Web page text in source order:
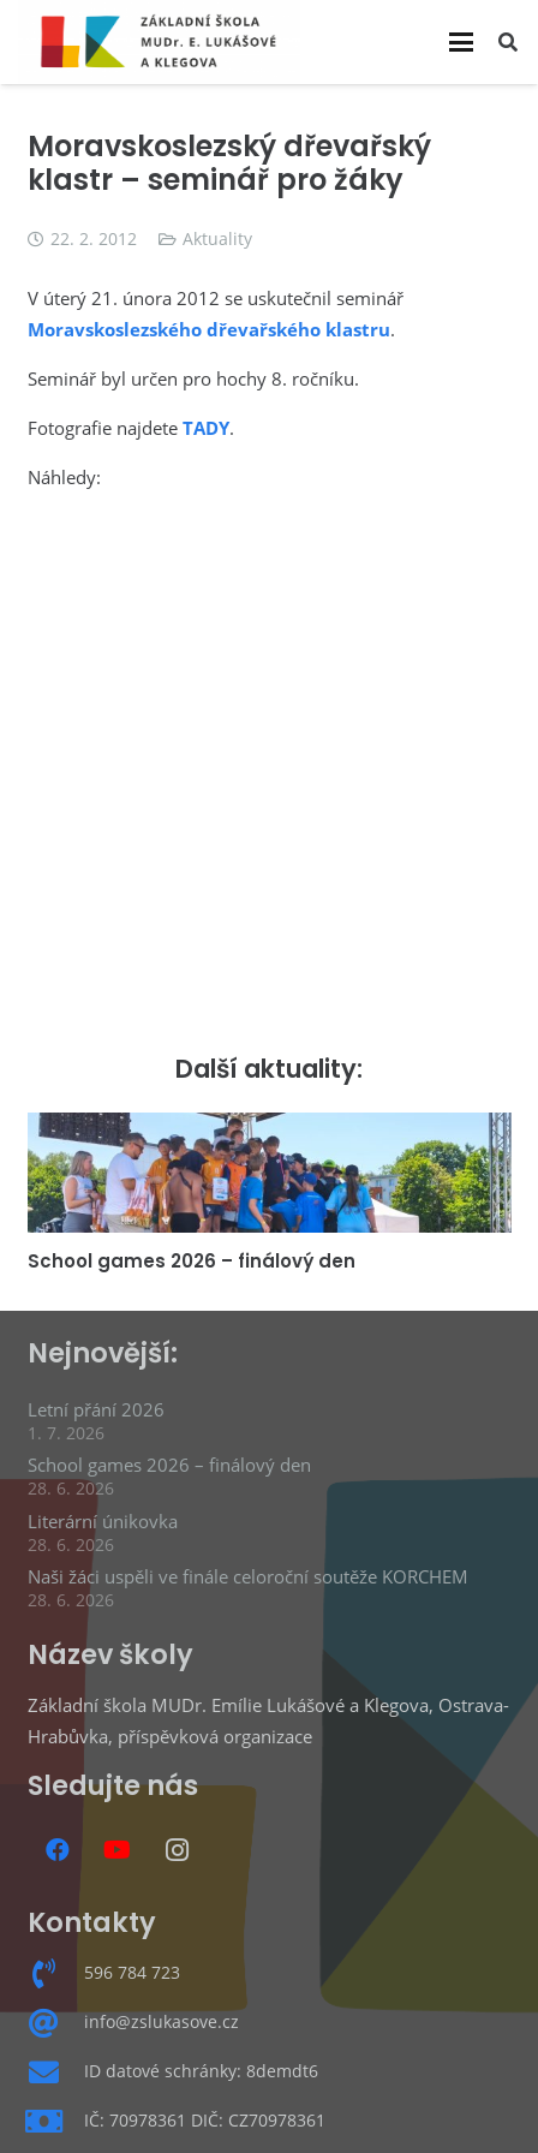
Moravskoslezský dřevařský
klastr – seminář pro žáky
22. 2. 2012 Aktuality
V úterý 21. února 2012 se uskutečnil seminář
Moravskoslezského dřevařského klastru.
Seminář byl určen pro hochy 8. ročníku.
Fotografie najdete TADY.
Náhledy:
Další aktuality:
School games 2026 – finálový den
Nejnovější:
Letní přání 2026
1. 7. 2026
School games 2026 – finálový den
28. 6. 2026
Literární únikovka
28. 6. 2026
Naši žáci uspěli ve finále celoroční soutěže KORCHEM
28. 6. 2026
Název školy
Základní škola MUDr. Emílie Lukášové a Klegova, Ostrava-
Hrabůvka, příspěvková organizace
Sledujte nás
Kontakty
596 784 723
info@zslukasove.cz
ID datové schránky: 8demdt6
IČ: 70978361 DIČ: CZ70978361